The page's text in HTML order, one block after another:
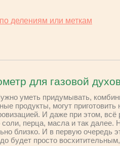
делениям или меткам
для газовой
уметь придумывать,
продукты, могут
И даже при этом,
перца, масла и так далее.
близко. И в первую очередь
будет просто